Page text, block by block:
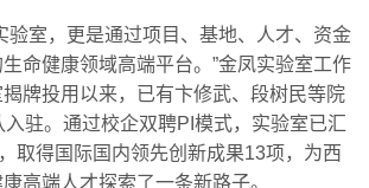
验室，更是通过项目、基地、人才、资金
命健康领域高端平台。”金凤实验室工作
牌投用以来，已有卞修武、段树民等院
驻。通过校企双聘PI模式，实验室已汇
取得国际国内领先创新成果13项，为西
高端人才探索了一条新路子。